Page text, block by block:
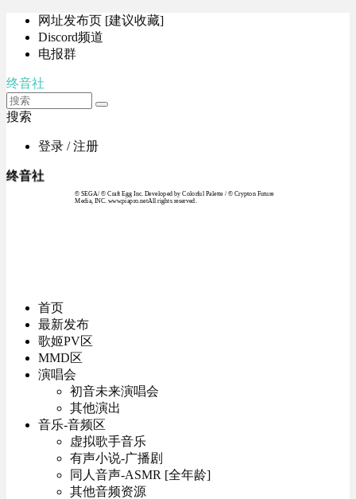
网址发布页 [建议收藏]
Discord频道
电报群
终音社
搜索
登录 / 注册
终音社
© SEGA / © Craft Egg Inc. Developed by Colorful Palette / © Crypton Future
Media, INC. www.piapro.netAll rights reserved.
首页
最新发布
歌姬PV区
MMD区
演唱会
初音未来演唱会
其他演出
音乐-音频区
虚拟歌手音乐
有声小说-广播剧
同人音声-ASMR [全年龄]
其他音频资源